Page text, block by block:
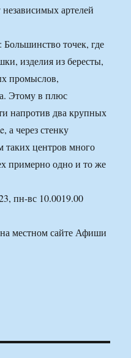
артелей
точек, где
изделия из бересты,
промыслов,
Этому в плюс
напротив два крупных
через стенку
таких центров много
примерно одно и то же
пн-вс 10.0019.00
местном сайте Афиши